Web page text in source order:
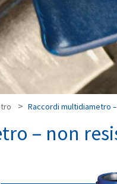
Raccordi multidiametro
– non